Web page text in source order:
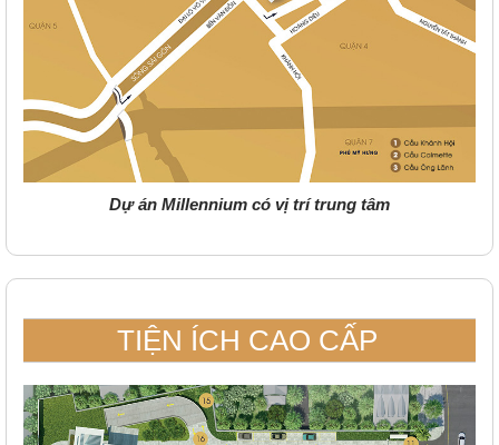
Dự án Millennium có vị trí trung tâm
TIỆN ÍCH CAO CẤP